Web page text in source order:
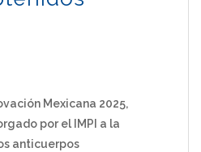
Mexicana 2025,
por el IMPI a la
anticuerpos